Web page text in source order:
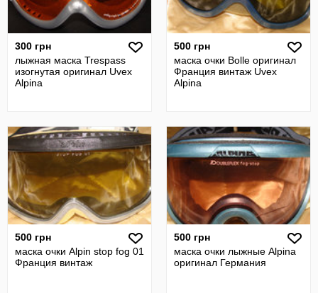
300 грн
лыжная маска Trespass
изогнутая оригинал Uvex
Alpina
500 грн
маска очки Bolle оригинал
Франция винтаж Uvex
Alpina
500 грн
маска очки Аlpin stop fog 01
Франция винтаж
500 грн
маска очки лыжные Alpina
оригинал Германия